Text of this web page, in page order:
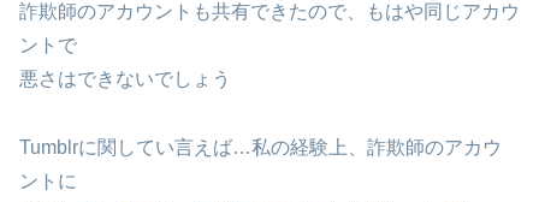
詐欺師のアカウントも共有できたので、もはや同じアカウ
ントで
悪さはできないでしょう
Tumblrに関してい言えば…私の経験上、詐欺師のアカウ
ントに